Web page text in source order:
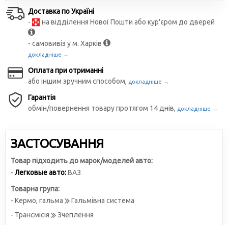
Доставка по Україні
-
на відділення Нової Пошти або кур'єром до дверей
- самовивіз у м. Харків
докладніше →
Оплата при отриманні
або іншим зручним способом, докладніше →
Гарантія
обмін/повернення товару протягом 14 днів, докладніше →
ЗАСТОСУВАННЯ
Товар підходить до марок/моделей авто:
-Легковые авто:ВАЗ
Товарна група:
- Кермо, гальма
Гальмівна система
- Трансмісія
Зчеплення